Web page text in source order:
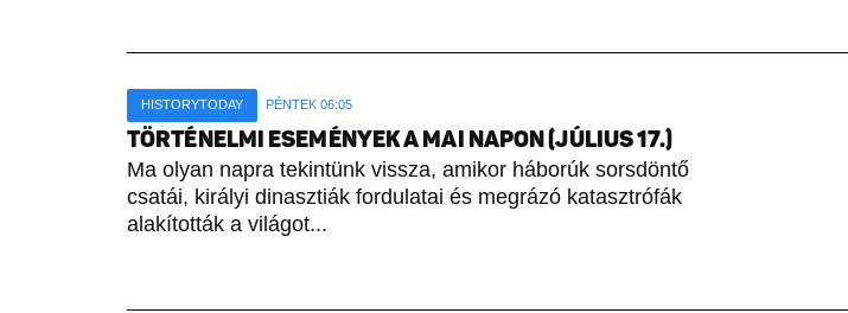
HISTORYTODAY PÉNTEK 06:05
TÖRTÉNELMI ESEMÉNYEK A MAI NAPON (JÚLIUS 17.)
Ma olyan napra tekintünk vissza, amikor háborúk sorsdöntő
csatái, királyi dinasztiák fordulatai és megrázó katasztrófák
alakították a világot...